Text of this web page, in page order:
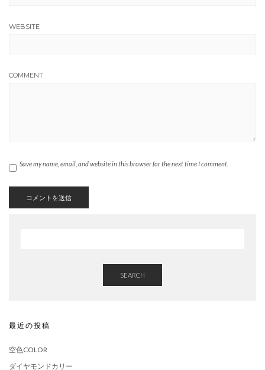
WEBSITE
COMMENT
Save my name, email, and website in this browser for the next time I comment.
SEARCH
最近の投稿
空色COLOR
ダイヤモンドカリー